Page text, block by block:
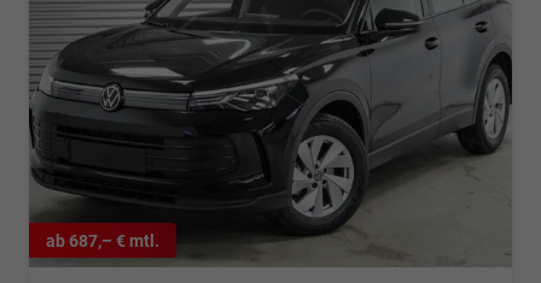
ab 687,– € mtl.